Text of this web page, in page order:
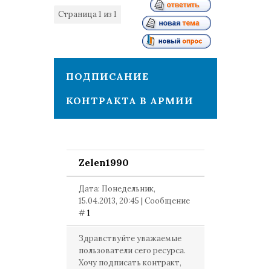
Страница1 из 1
ПОДПИСАНИЕ
КОНТРАКТА В АРМИИ
Zelen1990
Дата: Понедельник,
15.04.2013, 20:45 | Сообщение
#1
Здравствуйте уважаемые
пользователи сего ресурса.
Хочу подписать контракт,